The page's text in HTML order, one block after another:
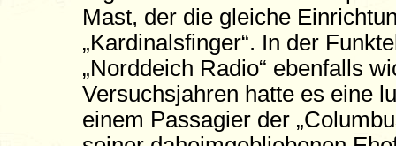
Mast, der die gleiche
„Kardinalsfinger“. In der
„Norddeich Radio“ ebenfalls
Versuchsjahren hatte es eine
einem Passagier der